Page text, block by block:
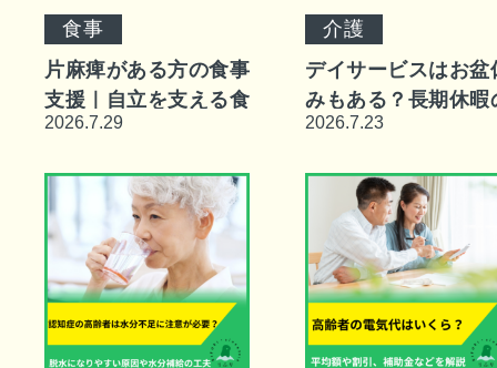
食事
片麻痺がある方の食事
支援｜自立を支える食
具の工夫と自分で食べ
2026.7.29
介護
デイサービスはお盆
みもある？長期休暇
対処法や注意点など
2026.7.23